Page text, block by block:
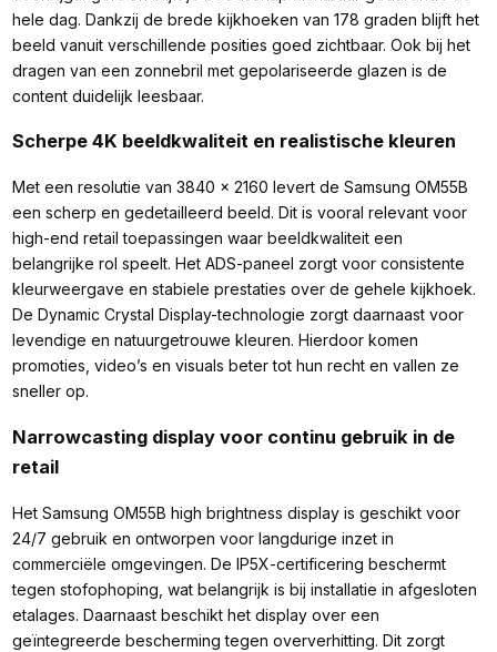
hele dag. Dankzij de brede kijkhoeken van 178 graden blijft het
beeld vanuit verschillende posities goed zichtbaar. Ook bij het
dragen van een zonnebril met gepolariseerde glazen is de
content duidelijk leesbaar.
Scherpe 4K beeldkwaliteit en realistische kleuren
Met een resolutie van 3840 x 2160 levert de Samsung OM55B
een scherp en gedetailleerd beeld. Dit is vooral relevant voor
high-end retail toepassingen waar beeldkwaliteit een
belangrijke rol speelt. Het ADS-paneel zorgt voor consistente
kleurweergave en stabiele prestaties over de gehele kijkhoek.
De Dynamic Crystal Display-technologie zorgt daarnaast voor
levendige en natuurgetrouwe kleuren. Hierdoor komen
promoties, video’s en visuals beter tot hun recht en vallen ze
sneller op.
Narrowcasting display voor continu gebruik in de
retail
Het Samsung OM55B high brightness display is geschikt voor
24/7 gebruik en ontworpen voor langdurige inzet in
commerciële omgevingen. De IP5X-certificering beschermt
tegen stofophoping, wat belangrijk is bij installatie in afgesloten
etalages. Daarnaast beschikt het display over een
geïntegreerde bescherming tegen oververhitting. Dit zorgt